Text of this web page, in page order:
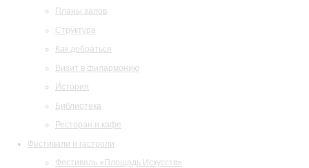
Планы залов
Структура
Как добраться
Визит в филармонию
История
Библиотека
Ресторан и кафе
Фестивали и гастроли
Фестиваль «Площадь Искусств»